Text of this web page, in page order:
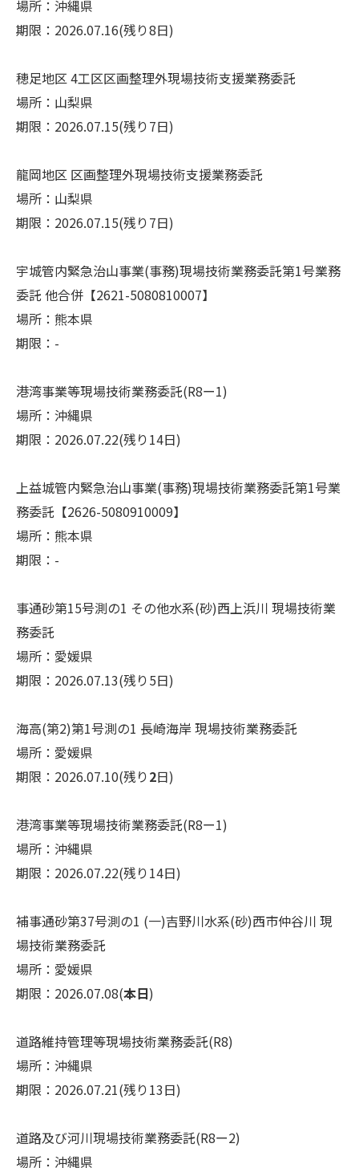
場所：沖縄県
期限：2026.07.16(残り8日)
穂足地区 4工区区画整理外現場技術支援業務委託
場所：山梨県
期限：2026.07.15(残り7日)
龍岡地区 区画整理外現場技術支援業務委託
場所：山梨県
期限：2026.07.15(残り7日)
宇城管内緊急治山事業(事務)現場技術業務委託第1号業務
委託 他合併【2621-5080810007】
場所：熊本県
期限：-
港湾事業等現場技術業務委託(R8ー1)
場所：沖縄県
期限：2026.07.22(残り14日)
上益城管内緊急治山事業(事務)現場技術業務委託第1号業
務委託【2626-5080910009】
場所：熊本県
期限：-
事通砂第15号測の1 その他水系(砂)西上浜川 現場技術業
務委託
場所：愛媛県
期限：2026.07.13(残り5日)
海高(第2)第1号測の1 長崎海岸 現場技術業務委託
場所：愛媛県
期限：2026.07.10(残り2日)
港湾事業等現場技術業務委託(R8ー1)
場所：沖縄県
期限：2026.07.22(残り14日)
補事通砂第37号測の1 (一)吉野川水系(砂)西市仲谷川 現
場技術業務委託
場所：愛媛県
期限：2026.07.08(本日)
道路維持管理等現場技術業務委託(R8)
場所：沖縄県
期限：2026.07.21(残り13日)
道路及び河川現場技術業務委託(R8ー2)
場所：沖縄県